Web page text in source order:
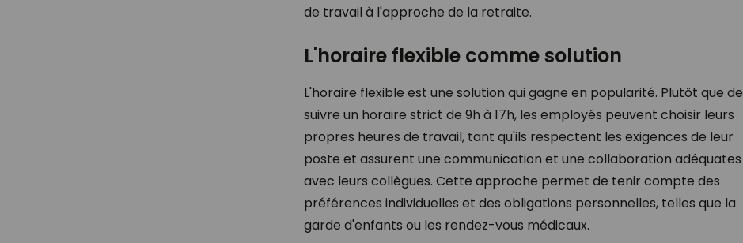
de travail à l'approche de la retraite.
L'horaire flexible comme solution
L'horaire flexible est une solution qui gagne en popularité. Plutôt que de
suivre un horaire strict de 9h à 17h, les employés peuvent choisir leurs
propres heures de travail, tant qu'ils respectent les exigences de leur
poste et assurent une communication et une collaboration adéquates
avec leurs collègues. Cette approche permet de tenir compte des
préférences individuelles et des obligations personnelles, telles que la
garde d'enfants ou les rendez-vous médicaux.